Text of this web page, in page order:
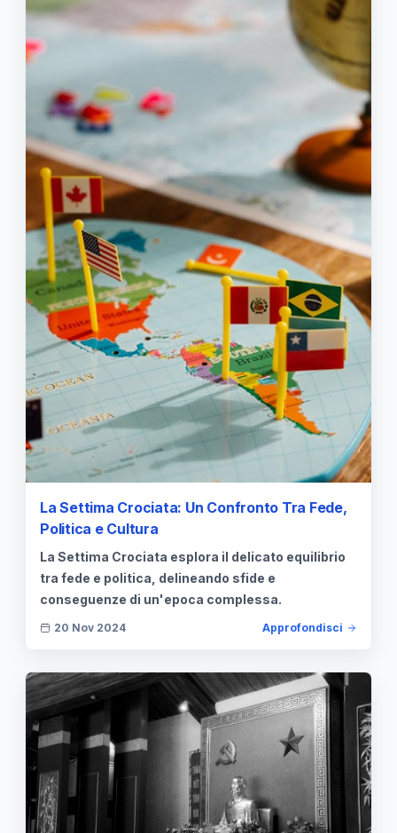
La Settima Crociata: Un Confronto Tra Fede,
Politica e Cultura
La Settima Crociata esplora il delicato equilibrio
tra fede e politica, delineando sfide e
conseguenze di un'epoca complessa.
20 Nov 2024 Approfondisci